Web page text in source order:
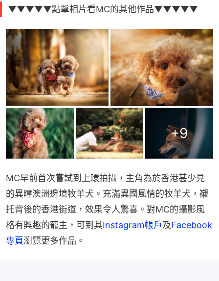
▼▼▼▼▼點擊相片看MC的其他作品▼▼▼▼▼
+9
MC早前首次嘗試到上環拍攝，主角為於香港甚少見
的異曈澳洲邊境牧羊犬。充滿異國風情的牧羊犬，襯
托背後的香港街道，效果令人驚喜。對MC的攝影風
格有興趣的寵主，可到其Instagram帳戶及Facebook
專頁瀏覽更多作品。